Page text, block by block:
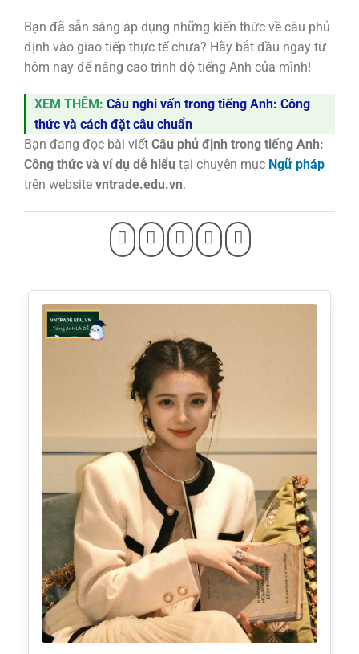
Bạn đã sẵn sàng áp dụng những kiến thức về câu phủ
định vào giao tiếp thực tế chưa? Hãy bắt đầu ngay từ
hôm nay để nâng cao trình độ tiếng Anh của mình!
XEM THÊM: Câu nghi vấn trong tiếng Anh: Công
thức và cách đặt câu chuẩn
Bạn đang đọc bài viết Câu phủ định trong tiếng Anh:
Công thức và ví dụ dễ hiểu tại chuyên mục Ngữ pháp
trên website vntrade.edu.vn.